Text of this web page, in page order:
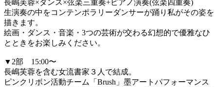
長嶋芙蓉×ダンス×弦楽三重奏+ピアノ演奏(弦楽四重奏)
生演奏の中をコンテンポラリーダンサーが踊り私がその姿を
描きます。
絵画・ダンス・音楽・3つの芸術が交わる幻想的で優雅なひ
とときをお楽しみください。
▼2部 15:00〜
長嶋芙蓉を含む女流書家３人で結成。
ピンクリボン活動チーム「Brush」墨アートパフォーマンス